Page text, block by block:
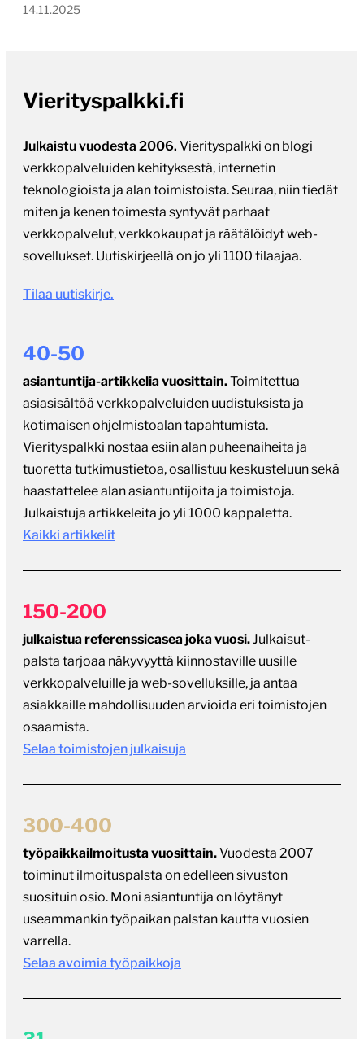
14.11.2025
Vierityspalkki.fi
Julkaistu vuodesta 2006. Vierityspalkki on blogi
verkkopalveluiden kehityksestä, internetin
teknologioista ja alan toimistoista. Seuraa, niin tiedät
miten ja kenen toimesta syntyvät parhaat
verkkopalvelut, verkkokaupat ja räätälöidyt web-
sovellukset. Uutiskirjeellä on jo yli 1100 tilaajaa.
Tilaa uutiskirje.
40-50
asiantuntija-artikkelia vuosittain.Toimitettua
asiasisältöä verkkopalveluiden uudistuksista ja
kotimaisen ohjelmistoalan tapahtumista.
Vierityspalkki nostaa esiin alan puheenaiheita ja
tuoretta tutkimustietoa, osallistuu keskusteluun sekä
haastattelee alan asiantuntijoita ja toimistoja.
Julkaistuja artikkeleita jo yli 1000 kappaletta.
Kaikki artikkelit
150-200
julkaistua referenssicasea joka vuosi.Julkaisut-
palsta tarjoaa näkyvyyttä kiinnostaville uusille
verkkopalveluille ja web-sovelluksille, ja antaa
asiakkaille mahdollisuuden arvioida eri toimistojen
osaamista.
Selaa toimistojen julkaisuja
300-400
työpaikkailmoitusta vuosittain.Vuodesta 2007
toiminut ilmoituspalsta on edelleen sivuston
suosituin osio. Moni asiantuntija on löytänyt
useammankin työpaikan palstan kautta vuosien
varrella.
Selaa avoimia työpaikkoja